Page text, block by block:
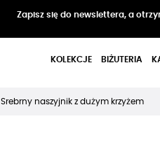
Zapisz się do newslettera, a
KOLEKCJE BIŻUTERIA
Srebrny naszyjnik z dużym krzyżem